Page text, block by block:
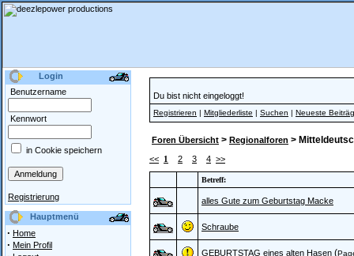
Login
Benutzername
Kennwort
in Cookie speichern
Registrierung
Hauptmenü
· Home
· Mein Profil
Du bist nicht eingeloggt!
Registrieren | Mitgliederliste | Suchen | Neueste
Foren Übersicht > Regionalforen >
<< 1 2 3 4 >>
Betreff:
alles Gute zum Geburtstag Macke
Schraube
GEBURTSTAG eines alten Hasen (